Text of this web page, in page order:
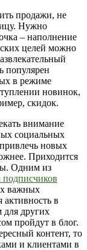
продажи, не
Нужно
– наполнение
целей можно
популярен
в режиме
новинок,
скидок.
внимание
социальных
новых
Приходится
Одним из
подписчиков
важных
в
для других
пройдут в блог.
контент, то
и клиентами в